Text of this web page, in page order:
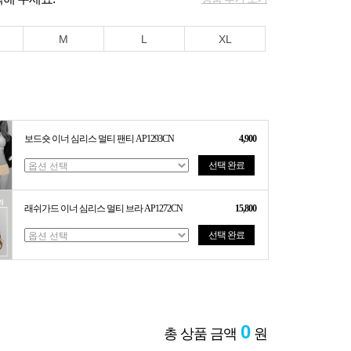
M L XL
보드숏 이너 심리스 멀티 팬티 AP1293CN 4,900
선택 완료
래쉬가드 이너 심리스 멀티 브라 AP1272CN 15,800
선택 완료
총 상품 금액 0 원